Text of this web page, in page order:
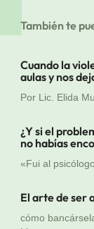
También te
Cuando la
aulas y nos
Por Lic. Elida
¿Y si el
no habías
«Fui al
El arte de ser
cómo